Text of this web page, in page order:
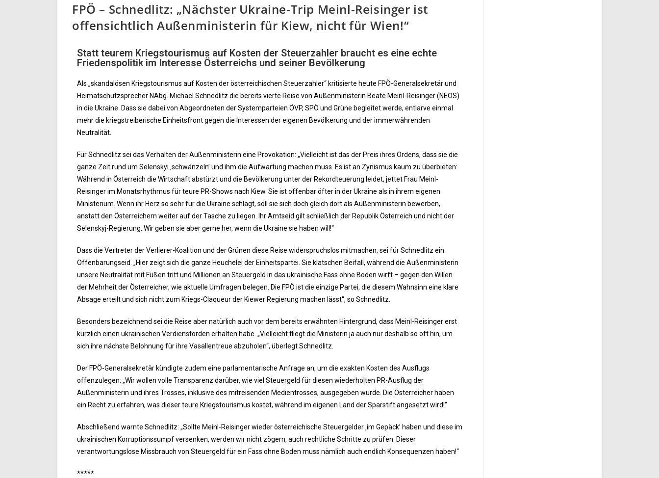
FPÖ – Schnedlitz: „Nächster Ukraine-Trip Meinl-Reisinger ist
offensichtlich Außenministerin für Kiew, nicht für Wien!“
Statt teurem Kriegstourismus auf Kosten der Steuerzahler braucht es eine echte
Friedenspolitik im Interesse Österreichs und seiner Bevölkerung
Als „skandalösen Kriegstourismus auf Kosten der österreichischen Steuerzahler“ kritisierte heute FPÖ-Generalsekretär und
Heimatschutzsprecher NAbg. Michael Schnedlitz die bereits vierte Reise von Außenministerin Beate Meinl-Reisinger (NEOS)
in die Ukraine. Dass sie dabei von Abgeordneten der Systemparteien ÖVP, SPÖ und Grüne begleitet werde, entlarve einmal
mehr die kriegstreiberische Einheitsfront gegen die Interessen der eigenen Bevölkerung und der immerwährenden
Neutralität.
Für Schnedlitz sei das Verhalten der Außenministerin eine Provokation: „Vielleicht ist das der Preis ihres Ordens, dass sie die
ganze Zeit rund um Selenskyi ‚schwänzeln’ und ihm die Aufwartung machen muss. Es ist an Zynismus kaum zu überbieten:
Während in Österreich die Wirtschaft abstürzt und die Bevölkerung unter der Rekordteuerung leidet, jettet Frau Meinl-
Reisinger im Monatsrhythmus für teure PR-Shows nach Kiew. Sie ist offenbar öfter in der Ukraine als in ihrem eigenen
Ministerium. Wenn ihr Herz so sehr für die Ukraine schlägt, soll sie sich doch gleich dort als Außenministerin bewerben,
anstatt den Österreichern weiter auf der Tasche zu liegen. Ihr Amtseid gilt schließlich der Republik Österreich und nicht der
Selenskyj-Regierung. Wir geben sie aber gerne her, wenn die Ukraine sie haben will!“
Dass die Vertreter der Verlierer-Koalition und der Grünen diese Reise widerspruchslos mitmachen, sei für Schnedlitz ein
Offenbarungseid. „Hier zeigt sich die ganze Heuchelei der Einheitspartei. Sie klatschen Beifall, während die Außenministerin
unsere Neutralität mit Füßen tritt und Millionen an Steuergeld in das ukrainische Fass ohne Boden wirft – gegen den Willen
der Mehrheit der Österreicher, wie aktuelle Umfragen belegen. Die FPÖ ist die einzige Partei, die diesem Wahnsinn eine klare
Absage erteilt und sich nicht zum Kriegs-Claqueur der Kiewer Regierung machen lässt“, so Schnedlitz.
Besonders bezeichnend sei die Reise aber natürlich auch vor dem bereits erwähnten Hintergrund, dass Meinl-Reisinger erst
kürzlich einen ukrainischen Verdienstorden erhalten habe. „Vielleicht fliegt die Ministerin ja auch nur deshalb so oft hin, um
sich ihre nächste Belohnung für ihre Vasallentreue abzuholen“, überlegt Schnedlitz.
Der FPÖ-Generalsekretär kündigte zudem eine parlamentarische Anfrage an, um die exakten Kosten des Ausflugs
offenzulegen: „Wir wollen volle Transparenz darüber, wie viel Steuergeld für diesen wiederholten PR-Ausflug der
Außenministerin und ihres Trosses, inklusive des mitreisenden Medientrosses, ausgegeben wurde. Die Österreicher haben
ein Recht zu erfahren, was dieser teure Kriegstourismus kostet, während im eigenen Land der Sparstift angesetzt wird!“
Abschließend warnte Schnedlitz: „Sollte Meinl-Reisinger wieder österreichische Steuergelder ‚im Gepäck’ haben und diese im
ukrainischen Korruptionssumpf versenken, werden wir nicht zögern, auch rechtliche Schritte zu prüfen. Dieser
verantwortungslose Missbrauch von Steuergeld für ein Fass ohne Boden muss nämlich auch endlich Konsequenzen haben!“
*****